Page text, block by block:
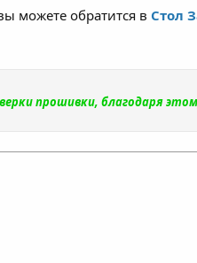
можете обратится в Стол
прошивки, благодаря